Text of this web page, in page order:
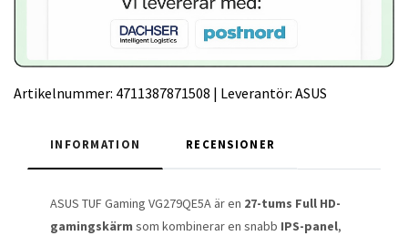
Artikelnummer: 4711387871508 | Leverantör: ASUS
INFORMATION RECENSIONER
ASUS TUF Gaming VG279QE5A är en 27-tums Full HD-
gamingskärm som kombinerar en snabb IPS-panel,